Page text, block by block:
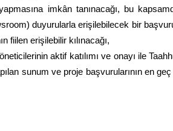
imkân tanınacağı, bu
duyurularla erişilebilecek bir
fiilen erişilebilir kılınacağı,
aktif katılımı ve onayı ile
sunum ve proje başvurularının en